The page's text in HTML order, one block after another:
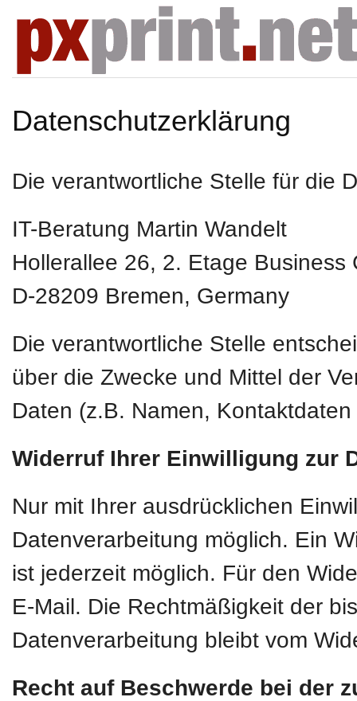
Datenschutzerklärung
Die verantwortliche Stelle für die
IT-Beratung Martin Wandelt
Hollerallee 26, 2. Etage Business
D-28209 Bremen, Germany
Die verantwortliche Stelle
über die Zwecke und Mittel der
Daten (z.B. Namen,
Widerruf Ihrer Einwilligung zur
Nur mit Ihrer ausdrücklichen
Datenverarbeitung möglich. Ein
ist jederzeit möglich. Für den
E-Mail. Die Rechtmäßigkeit der
Datenverarbeitung bleibt vom
Recht auf Beschwerde bei der